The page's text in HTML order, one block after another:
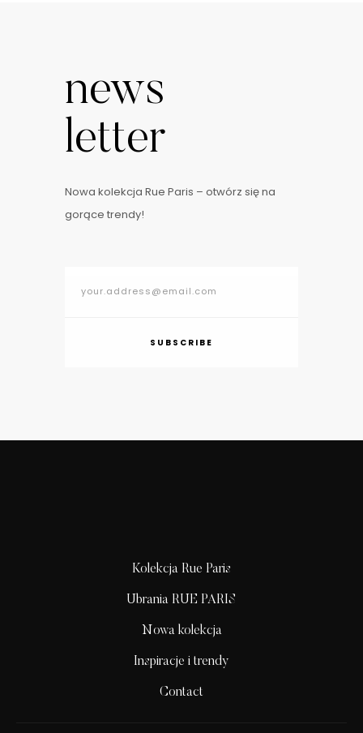
news
letter
Nowa kolekcja Rue Paris – otwórz się na
gorące trendy!
SUBSCRIBE
Kolekcja Rue Paris
Ubrania RUE PARIS
Nowa kolekcja
Inspiracje i trendy
Contact